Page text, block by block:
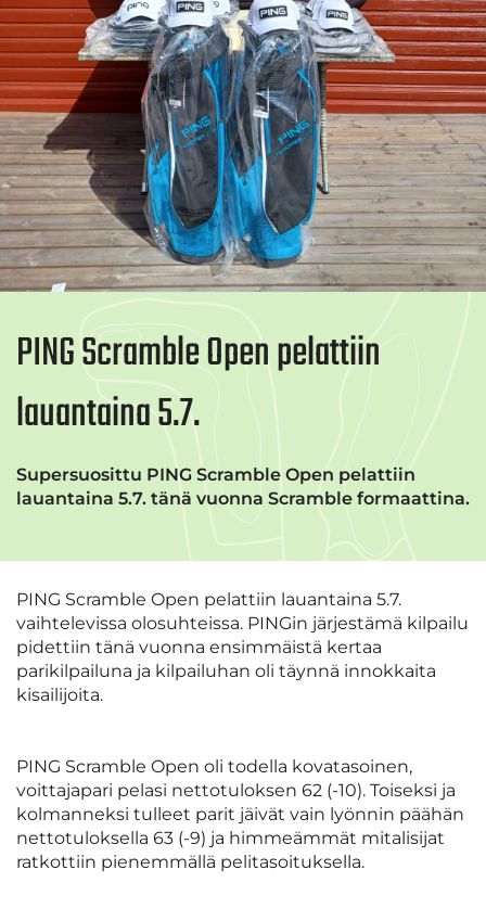
PING Scramble Open pelattiin
lauantaina 5.7.
Supersuosittu PING Scramble Open pelattiin
lauantaina 5.7. tänä vuonna Scramble formaattina.
PING Scramble Open pelattiin lauantaina 5.7.
vaihtelevissa olosuhteissa. PINGin järjestämä kilpailu
pidettiin tänä vuonna ensimmäistä kertaa
parikilpailuna ja kilpailuhan oli täynnä innokkaita
kisailijoita.
PING Scramble Open oli todella kovatasoinen,
voittajapari pelasi nettotuloksen 62 (-10). Toiseksi ja
kolmanneksi tulleet parit jäivät vain lyönnin päähän
nettotuloksella 63 (-9) ja himmeämmät mitalisijat
ratkottiin pienemmällä pelitasoituksella.